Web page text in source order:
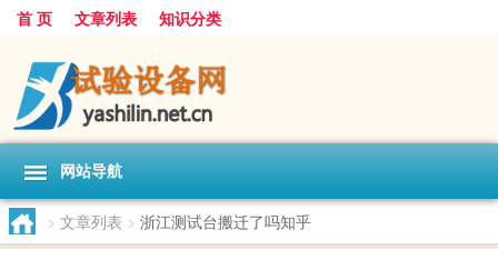
首 页 文章列表 知识分类
网站导航
> 文章列表 > 浙江测试台搬迁了吗知乎